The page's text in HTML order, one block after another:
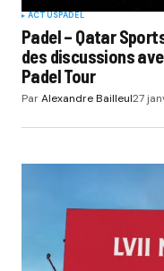
ACTUSPADEL
Padel – Qatar
des discussions
Padel Tour
ParAlexandre Bailleul27